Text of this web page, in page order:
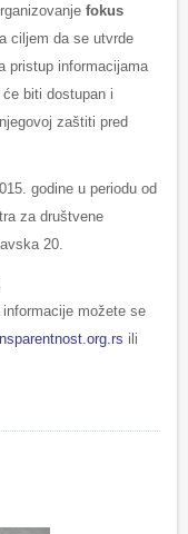
fokus
ciljem da se utvrde
pristup informacijama
biti dostupan i
zaštiti pred
godine u periodu od
za društvene
20.
možete se
ili